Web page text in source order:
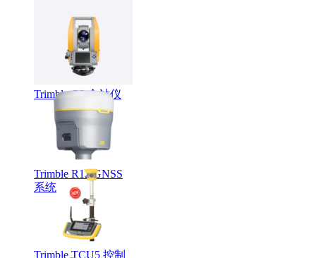
LMX系列智能探地
Trimble C5 全站仪
Trimble R12 GNSS
系统
Trimble TCU5 控制